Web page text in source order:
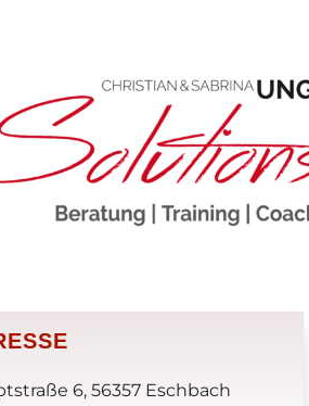
6, 56357 Eschbach